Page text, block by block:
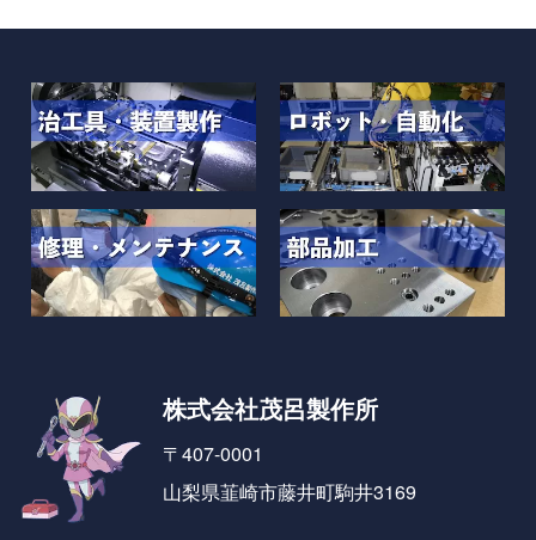
株式会社茂呂製作所
〒407-0001
山梨県韮崎市藤井町駒井3169